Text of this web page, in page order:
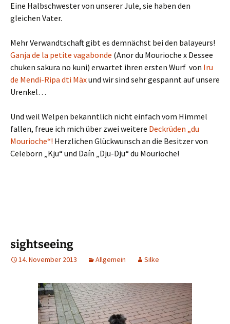
Eine Halbschwester von unserer Jule, sie haben den
gleichen Vater.
Mehr Verwandtschaft gibt es demnächst bei den balayeurs!
Ganja de la petite vagabonde (Anor du Mourioche x Dessee
chuken sakura no kuni) erwartet ihren ersten Wurf von Iru
de Mendi-Ripa dti Mäxund wir sind sehr gespannt auf unsere
Urenkel…
Und weil Welpen bekanntlich nicht einfach vom Himmel
fallen, freue ich mich über zwei weitere Deckrüden „du
Mourioche“! Herzlichen Glückwunsch an die Besitzer von
Celeborn „Kju“ und Daín „Dju-Dju“ du Mourioche!
sightseeing
14. November 2013 Allgemein Silke